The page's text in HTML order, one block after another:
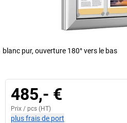
blanc pur, ouverture 180° vers le bas
485,- €
Prix / pcs (HT)
plus frais de port